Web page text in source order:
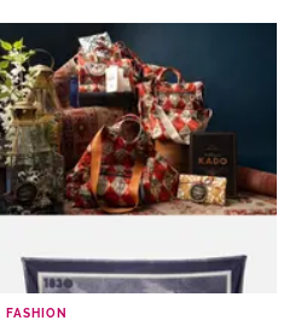
FASHION